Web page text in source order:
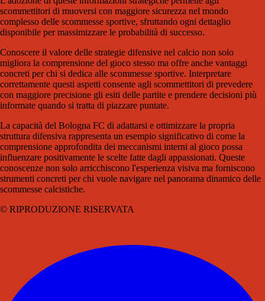
scommettitori di muoversi con maggiore sicurezza nel mondo
complesso delle scommesse sportive, sfruttando ogni dettaglio
disponibile per massimizzare le probabilità di successo.
Conoscere il valore delle strategie difensive nel calcio non solo
migliora la comprensione del gioco stesso ma offre anche vantaggi
concreti per chi si dedica alle scommesse sportive. Interpretare
correttamente questi aspetti consente agli scommettitori di prevedere
con maggiore precisione gli esiti delle partite e prendere decisioni più
informate quando si tratta di piazzare puntate.
La capacità del Bologna FC di adattarsi e ottimizzare la propria
struttura difensiva rappresenta un esempio significativo di come la
comprensione approfondita dei meccanismi interni al gioco possa
influenzare positivamente le scelte fatte dagli appassionati. Queste
conoscenze non solo arricchiscono l'esperienza visiva ma forniscono
strumenti concreti per chi vuole navigare nel panorama dinamico delle
scommesse calcistiche.
© RIPRODUZIONE RISERVATA